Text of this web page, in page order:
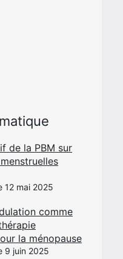
de la PBM sur
12 mai 2025
comme
la ménopause
9 juin 2025